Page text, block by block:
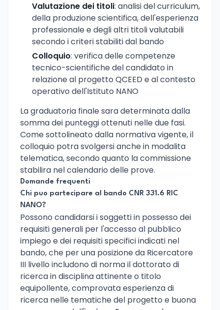
Valutazione dei titoli: analisi del curriculum,
della produzione scientifica, dell'esperienza
professionale e degli altri titoli valutabili
secondo i criteri stabiliti dal bando
Colloquio: verifica delle competenze
tecnico-scientifiche del candidato in
relazione al progetto QCEED e al contesto
operativo dell'Istituto NANO
La graduatoria finale sara determinata dalla
somma dei punteggi ottenuti nelle due fasi.
Come sottolineato dalla normativa vigente, il
colloquio potra svolgersi anche in modalita
telematica, secondo quanto la commissione
stabilira nel calendario delle prove.
Domande frequenti
Chi puo partecipare al bando CNR 331.6 RIC
NANO?
Possono candidarsi i soggetti in possesso dei
requisiti generali per l'accesso al pubblico
impiego e dei requisiti specifici indicati nel
bando, che per una posizione da Ricercatore
III livello includono di norma il dottorato di
ricerca in disciplina attinente o titolo
equipollente, comprovata esperienza di
ricerca nelle tematiche del progetto e buona